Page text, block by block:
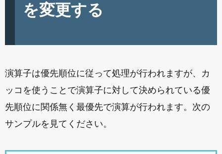
を変更する
演算子は優先順位に従って処理が行われますが、カ
ッコを使うことで演算子に対して決められている優
先順位に関係無く最優先で演算が行われます。次の
サンプルを見てください。